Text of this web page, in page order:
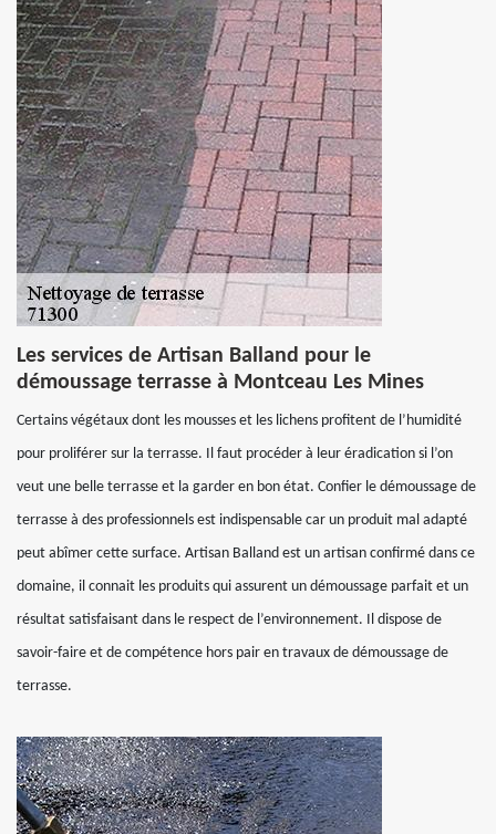
Les services de Artisan Balland pour le
démoussage terrasse à Montceau Les Mines
Certains végétaux dont les mousses et les lichens profitent de l’humidité
pour proliférer sur la terrasse. Il faut procéder à leur éradication si l’on
veut une belle terrasse et la garder en bon état. Confier le démoussage de
terrasse à des professionnels est indispensable car un produit mal adapté
peut abîmer cette surface. Artisan Balland est un artisan confirmé dans ce
domaine, il connait les produits qui assurent un démoussage parfait et un
résultat satisfaisant dans le respect de l’environnement. Il dispose de
savoir-faire et de compétence hors pair en travaux de démoussage de
terrasse.